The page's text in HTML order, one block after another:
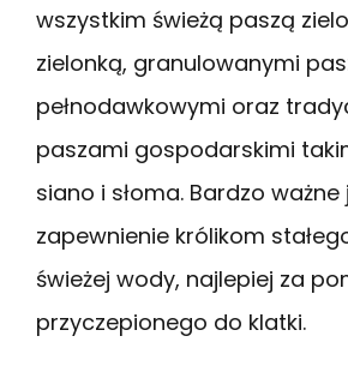
wszystkim świeżą paszą
zielonką, granulowanymi
pełnodawkowymi oraz
paszami gospodarskimi
siano i słoma. Bardzo ważne
zapewnienie królikom
świeżej wody, najlepiej za
przyczepionego do klatki.